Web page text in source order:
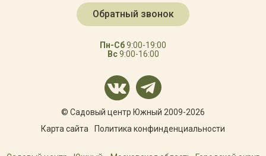
Обратный звонок
Пн-Сб9:00-19:00
Вс9:00-16:00
© Садовый центр Южный 2009-2026
Карта сайта
Политика конфинденциальности